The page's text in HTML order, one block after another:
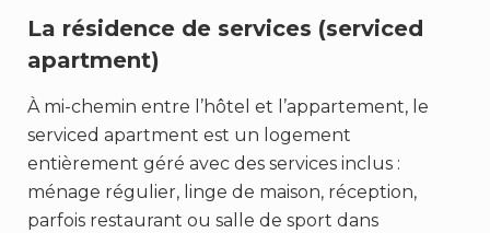
La résidence de services (serviced
apartment)
À mi-chemin entre l’hôtel et l’appartement, le
serviced apartment est un logement
entièrement géré avec des services inclus :
ménage régulier, linge de maison, réception,
parfois restaurant ou salle de sport dans